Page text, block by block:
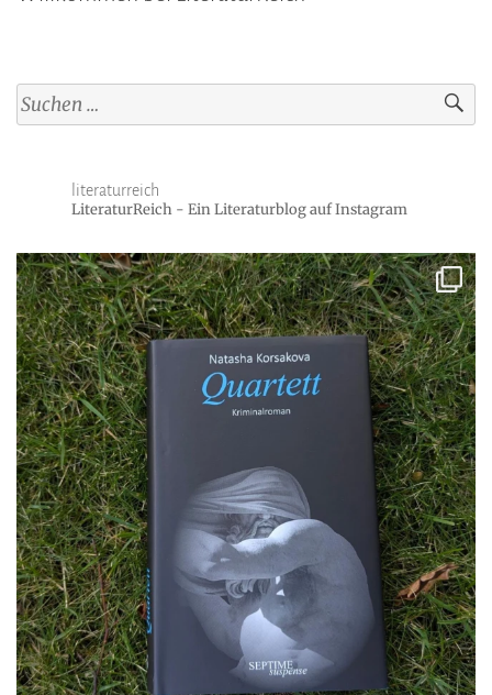
Suchen
nach:
literaturreich
LiteraturReich - Ein Literaturblog auf Instagram